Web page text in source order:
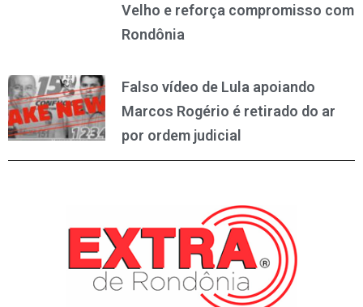
Velho e reforça compromisso com
Rondônia
Falso vídeo de Lula apoiando
Marcos Rogério é retirado do ar
por ordem judicial